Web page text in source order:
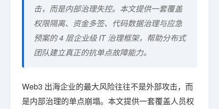
击，而是内部治理失控。本文提供一套覆盖
权限隔离、资金多签、代码数据治理与应急
预案的 4 层企业级 IT 治理框架，帮助分布式
团队建立真正的抗单点故障能力。
Web3 出海企业的最大风险往往不是外部攻击，而
是内部治理的单点崩塌。本文提供一套覆盖人员权